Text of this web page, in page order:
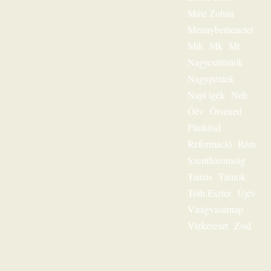
Máté Zoltán
Mennybemenetel
Mik
Mk
Mt
Nagycsütörtök
Nagypéntek
Napi igék
Neh
Óév Ötvened
Pünkösd
Reformáció Róm
Szentháromság
Tamás Tárnok
Tóth Eszter Újév
Virágvasárnap
Vízkereszt Zsid